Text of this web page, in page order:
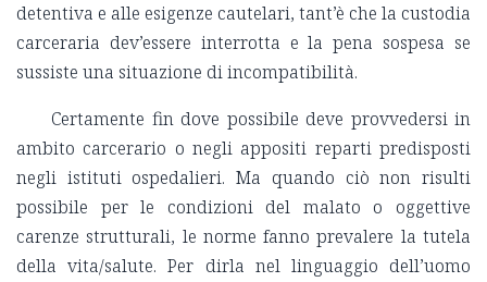
detentiva e alle esigenze cautelari, tant’è che la custodia
carceraria dev’essere interrotta e la pena sospesa se
sussiste una situazione di incompatibilità.
Certamente fin dove possibile deve provvedersi in
ambito carcerario o negli appositi reparti predisposti
negli istituti ospedalieri. Ma quando ciò non risulti
possibile per le condizioni del malato o oggettive
carenze strutturali, le norme fanno prevalere la tutela
della vita/salute. Per dirla nel linguaggio dell’uomo